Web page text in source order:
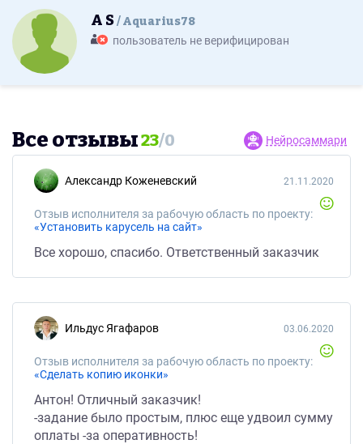
A S Aquarius78
пользователь не верифицирован
Все отзывы23/0 Нейросаммари
Александр Коженевский
Отзыв исполнителя за рабочую область по проекту:
«Установить карусель на сайт»
21.11.2020
Все хорошо, спасибо. Ответственный заказчик
Ильдус Ягафаров
Отзыв исполнителя за рабочую область по проекту:
«Сделать копию иконки»
03.06.2020
Антон! Отличный заказчик!
-задание было простым, плюс еще удвоил сумму
оплаты -за оперативность!